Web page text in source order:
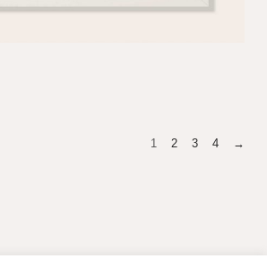
1 2 3 4 →